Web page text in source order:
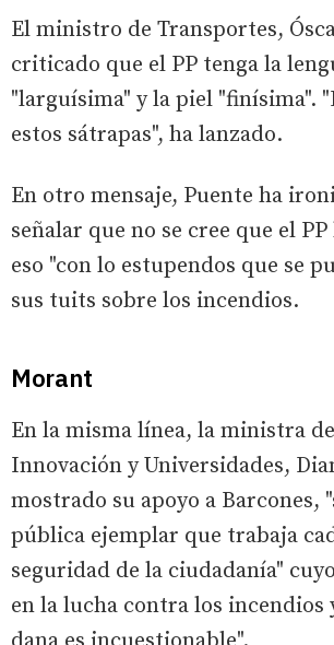
El ministro de Transportes,
criticado que el PP tenga la
"larguísima" y la piel "finísima".
estos sátrapas", ha lanzado.
En otro mensaje, Puente ha
señalar que no se cree que el
eso "con lo estupendos que se
sus tuits sobre los incendios.
Morant
En la misma línea, la ministra
Innovación y Universidades,
mostrado su apoyo a Barcones,
pública ejemplar que trabaja
seguridad de la ciudadanía"
en la lucha contra los incendios